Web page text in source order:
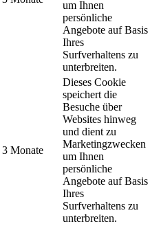
um Ihnen
persönliche
Angebote auf Basis
Ihres
Surfverhaltens zu
unterbreiten.
3 Monate
Dieses Cookie
speichert die
Besuche über
Websites hinweg
und dient zu
Marketingzwecken
um Ihnen
persönliche
Angebote auf Basis
Ihres
Surfverhaltens zu
unterbreiten.